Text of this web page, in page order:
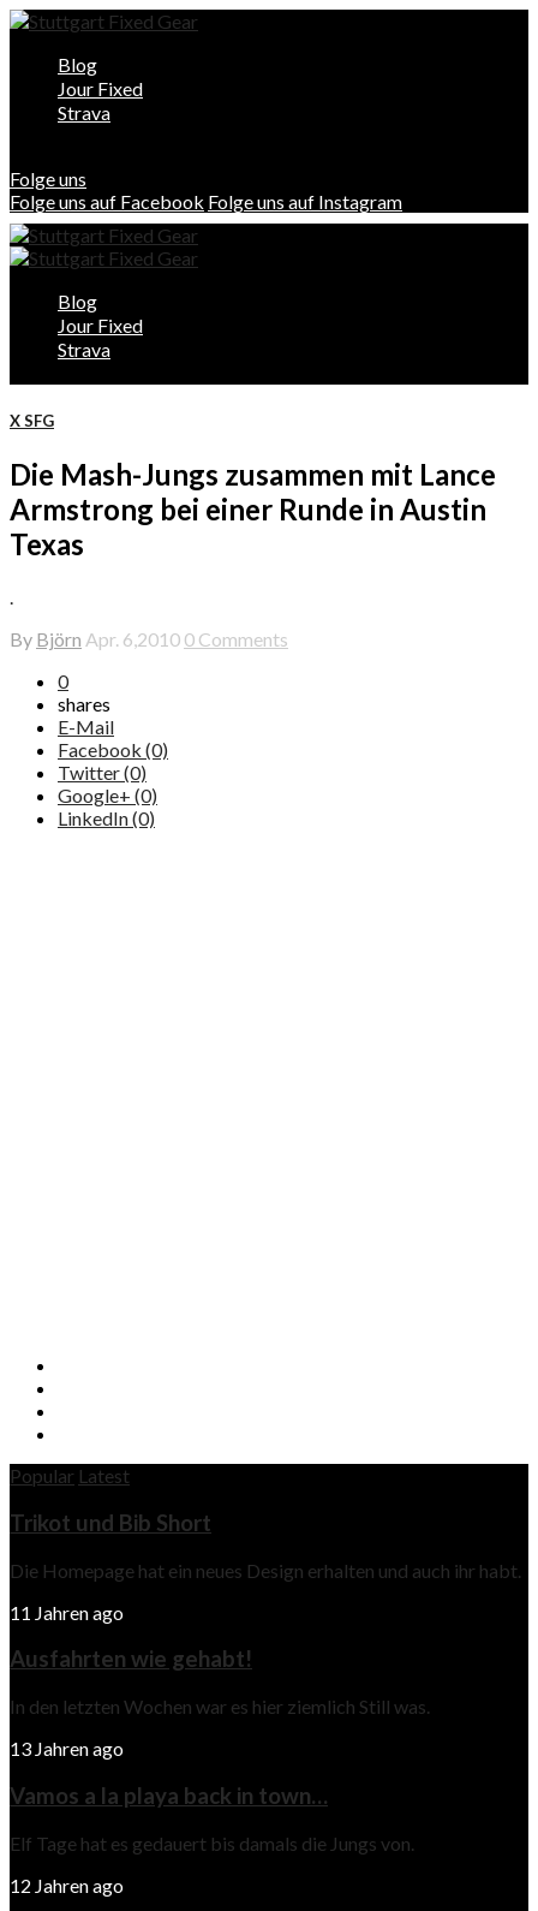
Blog
Jour Fixed
Strava
Folge uns
Folge uns auf Facebook Folge uns auf Instagram
Blog
Jour Fixed
Strava
X SFG
Die Mash-Jungs zusammen mit Lance
Armstrong bei einer Runde in Austin
Texas
.
By Björn Apr. 6,2010 0 Comments
0
shares
E-Mail
Facebook (0)
Twitter (0)
Google+ (0)
LinkedIn (0)
Popular Latest
Trikot und Bib Short
Die Homepage hat ein neues Design erhalten und auch ihr habt.
11 Jahren ago
Ausfahrten wie gehabt!
In den letzten Wochen war es hier ziemlich Still was.
13 Jahren ago
Vamos a la playa back in town…
Elf Tage hat es gedauert bis damals die Jungs von.
12 Jahren ago